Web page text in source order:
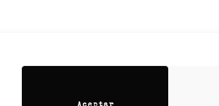
Aceptar